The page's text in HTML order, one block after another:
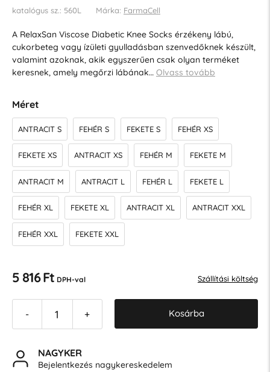
katalógus sz.: 560L Márka: FarmaCell
A RelaxSan Viscose Diabetic Knee Socks érzékeny lábú,
cukorbeteg vagy ízületi gyulladásban szenvedőknek készült,
valamint azoknak, akik egyszerűen csak olyan terméket
keresnek, amely megőrzi lábának… Olvass tovább
Méret
ANTRACIT S FEHÉR S FEKETE S FEHÉR XS
FEKETE XS ANTRACIT XS FEHÉR M FEKETE M
ANTRACIT M ANTRACIT L FEHÉR L FEKETE L
FEHÉR XL FEKETE XL ANTRACIT XL ANTRACIT XXL
FEHÉR XXL FEKETE XXL
5 816 Ft DPH-val Szállítási költség
- + Kosárba
NAGYKER
Bejelentkezés nagykereskedelem